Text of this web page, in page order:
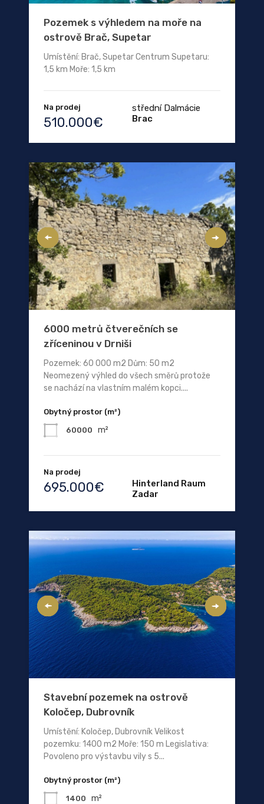
Pozemek s výhledem na moře na
ostrově Brač, Supetar
Umístění: Brač, Supetar Centrum Supetaru:
1,5 km Moře: 1,5 km
Na prodej
510.000€
střední Dalmácie
Brac
6000 metrů čtverečních se
zříceninou v Drniši
Pozemek: 60 000 m2 Dům: 50 m2
Neomezený výhled do všech směrů protože
se nachází na vlastním malém kopci....
Obytný prostor (m²)
60000 m²
Na prodej
695.000€
Hinterland Raum
Zadar
Stavební pozemek na ostrově
Koločep, Dubrovník
Umístění: Koločep, Dubrovník Velikost
pozemku: 1400 m2 Moře: 150 m Legislativa:
Povoleno pro výstavbu vily s 5...
Obytný prostor (m²)
1400 m²